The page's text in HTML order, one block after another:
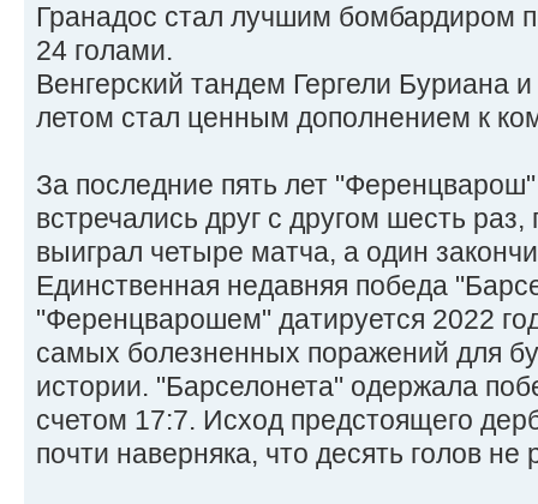
Гранадос стал лучшим бомбардиром
24 голами.
Венгерский тандем Гергели Буриана
летом стал ценным дополнением к
За последние пять лет
встречались друг с другом шесть
выиграл четыре матча, а один
Единственная недавняя победа
"Ференцварошем" датируется 2022
самых болезненных поражений для
истории. "Барселонета" одержала
счетом 17:7. Исход предстоящего
почти наверняка, что десять голов не